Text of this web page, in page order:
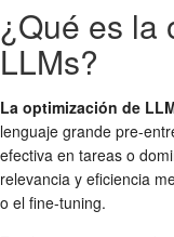
¿Qué es la
LLMs?
La optimización de
lenguaje grande pre-
efectiva en tareas o
relevancia y eficiencia
o el fine-tuning.